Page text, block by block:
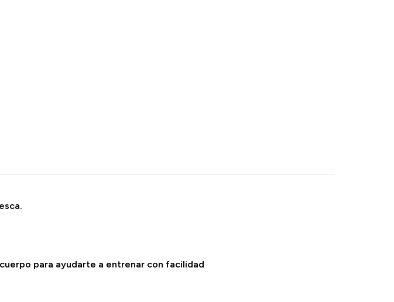
para ayudarte a entrenar con facilidad